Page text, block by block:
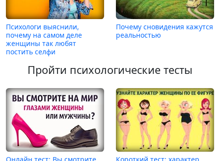
Психологи выяснили,
почему на самом деле
женщины так любят
постить селфи
Почему сновидения кажутся
реальностью
Пройти психологические тесты